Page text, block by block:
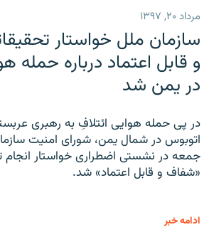
مرداد ۲۰, ۱۳۹۷
سازمان ملل خواستار
و قابل اعتماد درباره حمله
در یمن شد
در پی حمله هوایی ائتلافِ به رهبری
اتوبوس در شمال یمن، شورای امنیت
جمعه در نشستی اضطراری خواستار انجام
«شفاف و قابل اعتماد» شد.
ادامه خبر